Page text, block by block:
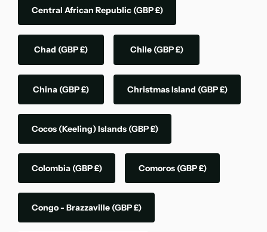
Central African Republic (GBP £)
Chad (GBP £) Chile (GBP £)
China (GBP £) Christmas Island (GBP £)
Cocos (Keeling) Islands (GBP £)
Colombia (GBP £) Comoros (GBP £)
Congo - Brazzaville (GBP £)